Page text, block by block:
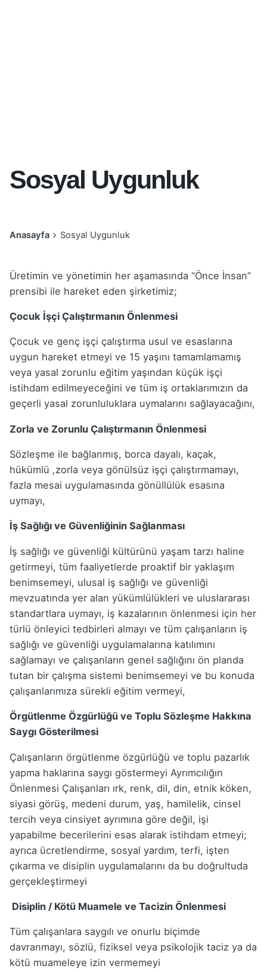
Sosyal Uygunluk
Anasayfa Sosyal Uygunluk
Üretimin ve yönetimin her aşamasında “Önce İnsan”
prensibi ile hareket eden şirketimiz;
Çocuk İşçi Çalıştırmanın Önlenmesi
Çocuk ve genç işçi çalıştırma usul ve esaslarına
uygun hareket etmeyi ve 15 yaşını tamamlamamış
veya yasal zorunlu eğitim yaşından küçük işçi
istihdam edilmeyeceğini ve tüm iş ortaklarımızın da
geçerli yasal zorunluluklara uymalarını sağlayacağını,
Zorla ve Zorunlu Çalıştırmanın Önlenmesi
Sözleşme ile bağlanmış, borca dayalı, kaçak,
hükümlü ,zorla veya gönülsüz işçi çalıştırmamayı,
fazla mesai uygulamasında gönüllülük esasına
uymayı,
İş Sağlığı ve Güvenliğinin Sağlanması
İş sağlığı ve güvenliği kültürünü yaşam tarzı haline
getirmeyi, tüm faaliyetlerde proaktif bir yaklaşım
benimsemeyi, ulusal iş sağlığı ve güvenliği
mevzuatında yer alan yükümlülükleri ve uluslararası
standartlara uymayı, iş kazalarının önlenmesi için her
türlü önleyici tedbirleri almayı ve tüm çalışanların iş
sağlığı ve güvenliği uygulamalarına katılımını
sağlamayı ve çalışanların genel sağlığını ön planda
tutan bir çalışma sistemi benimsemeyi ve bu konuda
çalışanlarımıza sürekli eğitim vermeyi,
Örgütlenme Özgürlüğü ve Toplu Sözleşme Hakkına
Saygı Gösterilmesi
Çalışanların örgütlenme özgürlüğü ve toplu pazarlık
yapma haklarına saygı göstermeyi Ayrımcılığın
Önlenmesi Çalışanları ırk, renk, dil, din, etnik köken,
siyasi görüş, medeni durum, yaş, hamilelik, cinsel
tercih veya cinsiyet ayrımına göre değil, işi
yapabilme becerilerini esas alarak istihdam etmeyi;
ayrıca ücretlendirme, sosyal yardım, terfi, işten
çıkarma ve disiplin uygulamalarını da bu doğrultuda
gerçekleştirmeyi
Disiplin / Kötü Muamele ve Tacizin Önlenmesi
Tüm çalışanlara saygılı ve onurlu biçimde
davranmayı, sözlü, fiziksel veya psikolojik taciz ya da
kötü muameleye izin vermemeyi